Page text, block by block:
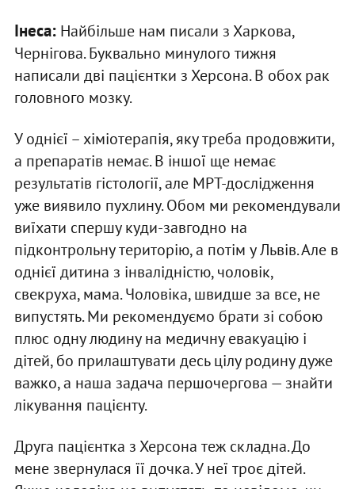
Інеса: Найбільше нам писали з Харкова,
Чернігова. Буквально минулого тижня
написали дві пацієнтки з Херсона. В обох рак
головного мозку.
У однієї – хіміотерапія, яку треба продовжити,
а препаратів немає. В іншої ще немає
результатів гістології, але МРТ-дослідження
уже виявило пухлину. Обом ми рекомендували
виїхати спершу куди-завгодно на
підконтрольну територію, а потім у Львів. Але в
однієї дитина з інвалідністю, чоловік,
свекруха, мама. Чоловіка, швидше за все, не
випустять. Ми рекомендуємо брати зі собою
плюс одну людину на медичну евакуацію і
дітей, бо прилаштувати десь цілу родину дуже
важко, а наша задача першочергова — знайти
лікування пацієнту.
Друга пацієнтка з Херсона теж складна. До
мене звернулася її дочка. У неї троє дітей.